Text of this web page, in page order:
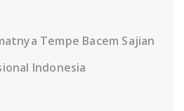
Tempe Bacem Sajian
Indonesia